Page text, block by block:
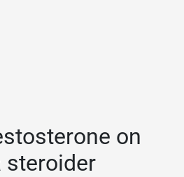
on
steroider